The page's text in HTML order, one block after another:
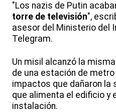
"Los nazis de Putin
torre de televisión",
asesor del Ministerio del
Telegram.
Un misil alcanzó la
de una estación de
impactos que dañaron
que alimenta el edificio y
instalación.